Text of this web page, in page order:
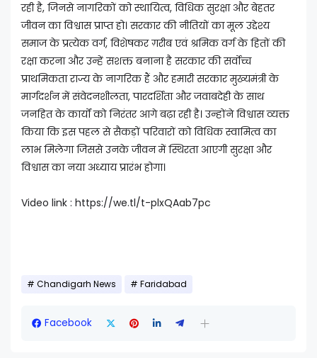
रही है, जिनसे नागरिकों को स्थायित्व, विधिक सुरक्षा और बेहतर
जीवन का विश्वास प्राप्त हो। सरकार की नीतियों का मूल उद्देश्य
समाज के प्रत्येक वर्ग, विशेषकर ग़रीब एवं श्रमिक वर्ग के हितों की
रक्षा करना और उन्हें सशक्त बनाना है सरकार की सर्वोच्च
प्राथमिकता राज्य के नागरिक हैं और हमारी सरकार मुख्यमंत्री के
मार्गदर्शन में संवेदनशीलता, पारदर्शिता और जवाबदेही के साथ
जनहित के कार्यों को निरंतर आगे बढ़ा रही है। उन्होंने विश्वास व्यक्त
किया कि इस पहल से सैकड़ों परिवारों को विधिक स्वामित्व का
लाभ मिलेगा जिससे उनके जीवन में स्थिरता आएगी सुरक्षा और
विश्वास का नया अध्याय प्रारंभ होगा।
Video link : https://we.tl/t-plxQAab7pc
Chandigarh News Faridabad
Facebook